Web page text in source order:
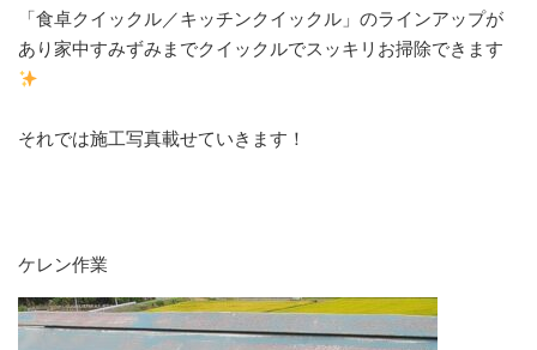
⁡「食卓クイックル／キッチンクイックル」のラインアップが
あり家中すみずみまでクイックルでスッキリお掃除できます
⁡それでは施工写真載せていきます！⁡
ケレン作業